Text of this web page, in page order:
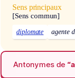
Sens principaux
[Sens commun]
diplomate agente
Antonymes de